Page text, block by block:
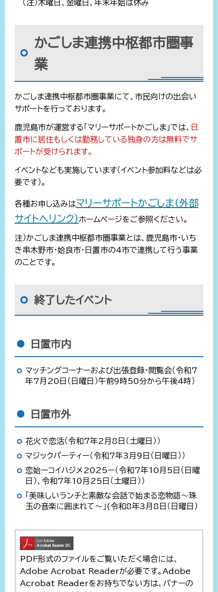
（注）木曜日、金曜日、年末年始は休み
かごしま連携中枢都市圏事
業
かごしま連携中枢都市圏事業にて、市民向けの出会い
サポートを行っております。
鹿児島市が運営する「マリーサポートかごしま」では、
日
置市に居住もしくは勤務している独身の方は無料でサ
ポートが受けられます。
イベントなども実施しています（イベント参加料などは必
要です）。
各種お申し込みはマリーサポートかごしま（外部
サイトへリンク） ホームページをご参照ください。
注）かごしま連携中枢都市圏事業とは、鹿児島市・いち
き串木野市・姶良市・日置市の4市で連携して行う事業
のことです。
終了したイベント
日置市内
マッチングコーナーおよび出張登録・閲覧会（令和7
年7月20日（日曜日）午前9時50分から午後4時）
日置市外
花火で恋活（令和7年2月8日（土曜日））
マジックパーティー（令和7年3月9日（日曜日））
恋始ーコイハジメ2025ー（令和7年10月5日（日曜
日）、令和7年10月25日（土曜日））
「美味しいランチと素敵な会話で始まる恋物語～珠
玉の音楽に囲まれて～」(令和8年3月8日（日曜日）
PDF形式のファイルをご覧いただく場合には、
Adobe Acrobat Readerが必要です。Adobe
Acrobat Readerをお持ちでない方は、バナーの